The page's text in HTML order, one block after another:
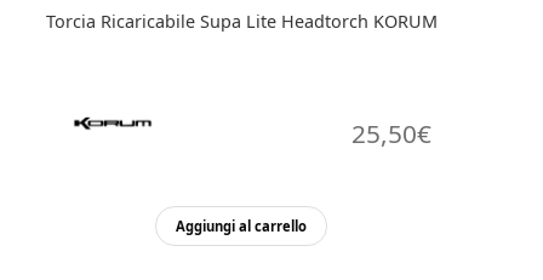
Torcia Ricaricabile Supa Lite Headtorch KORUM
25,50€
Aggiungi al carrello